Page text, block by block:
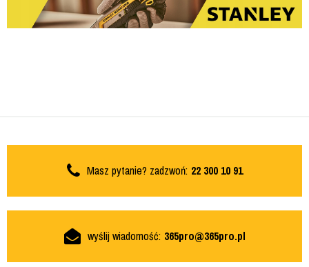
Masz pytanie? zadzwoń: 22 300 10 91
wyślij wiadomość: 365pro@365pro.pl